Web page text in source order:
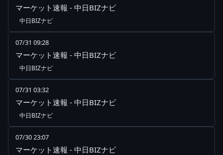
マーケット速報 - 中日BIZナビ
中日BIZナビ
07/31 09:28
マーケット速報 - 中日BIZナビ
中日BIZナビ
07/31 03:32
マーケット速報 - 中日BIZナビ
中日BIZナビ
07/30 23:07
マーケット速報 - 中日BIZナビ